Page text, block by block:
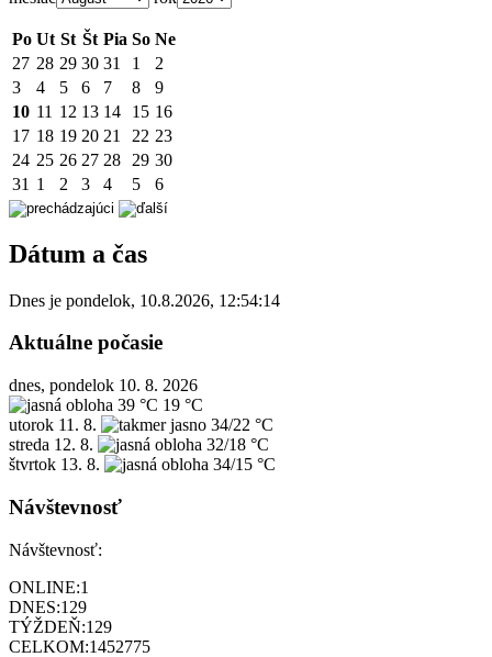
Po Ut St Št Pia So Ne
27 28 29 30 31 1
2
3
4 5 6 7 8
9
10 11 12 13 14 15 16
17 18 19 20 21 22 23
24 25 26 27 28 29 30
31 1 2 3 4 5 6
Dátum a čas
Dnes je pondelok, 10.8.2026, 12:54:14
Aktuálne počasie
dnes, pondelok 10. 8. 2026
39 °C 19 °C
utorok 11. 8.
34/22 °C
streda 12. 8.
32/18 °C
štvrtok 13. 8. 34/15 °C
Návštevnosť
Návštevnosť:
ONLINE:1
DNES:129
TÝŽDEŇ:129
CELKOM:1452775